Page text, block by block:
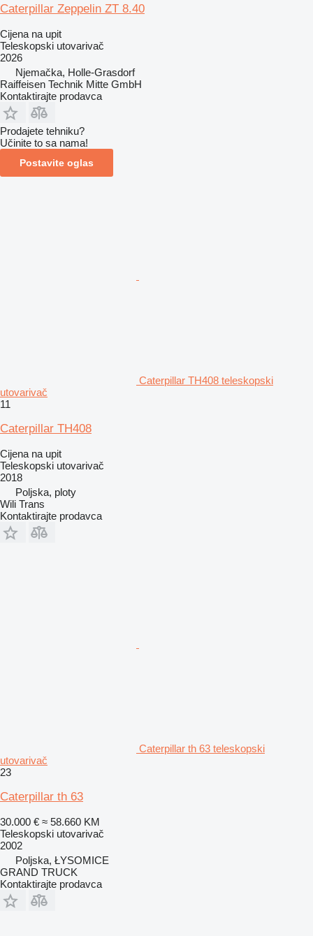
Caterpillar Zeppelin ZT 8.40
Cijena na upit
Teleskopski utovarivač
2026
Njemačka, Holle-Grasdorf
Raiffeisen Technik Mitte GmbH
Kontaktirajte prodavca
Prodajete tehniku?
Učinite to sa nama!
Postavite oglas
Caterpillar TH408 teleskopski
utovarivač
11
Caterpillar TH408
Cijena na upit
Teleskopski utovarivač
2018
Poljska, ploty
Wili Trans
Kontaktirajte prodavca
Caterpillar th 63 teleskopski
utovarivač
23
Caterpillar th 63
30.000 € ≈ 58.660 KM
Teleskopski utovarivač
2002
Poljska, ŁYSOMICE
GRAND TRUCK
Kontaktirajte prodavca